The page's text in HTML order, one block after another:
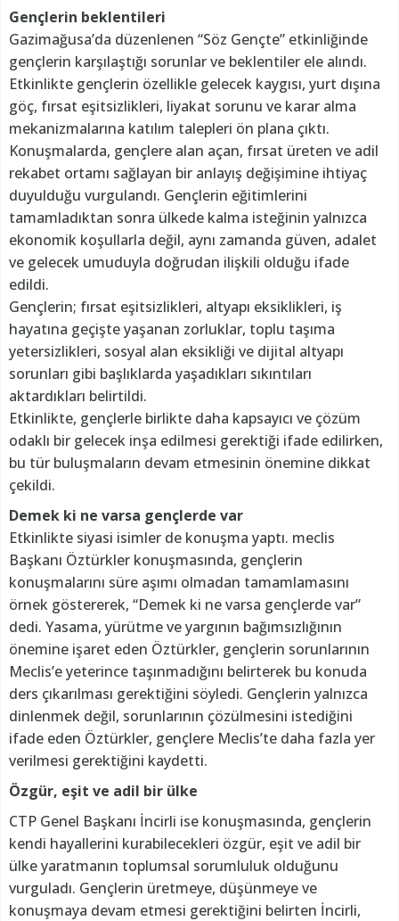
Gençlerin beklentileri
Gazimağusa’da düzenlenen “Söz Gençte” etkinliğinde
gençlerin karşılaştığı sorunlar ve beklentiler ele alındı.
Etkinlikte gençlerin özellikle gelecek kaygısı, yurt dışına
göç, fırsat eşitsizlikleri, liyakat sorunu ve karar alma
mekanizmalarına katılım talepleri ön plana çıktı.
Konuşmalarda, gençlere alan açan, fırsat üreten ve adil
rekabet ortamı sağlayan bir anlayış değişimine ihtiyaç
duyulduğu vurgulandı. Gençlerin eğitimlerini
tamamladıktan sonra ülkede kalma isteğinin yalnızca
ekonomik koşullarla değil, aynı zamanda güven, adalet
ve gelecek umuduyla doğrudan ilişkili olduğu ifade
edildi.
Gençlerin; fırsat eşitsizlikleri, altyapı eksiklikleri, iş
hayatına geçişte yaşanan zorluklar, toplu taşıma
yetersizlikleri, sosyal alan eksikliği ve dijital altyapı
sorunları gibi başlıklarda yaşadıkları sıkıntıları
aktardıkları belirtildi.
Etkinlikte, gençlerle birlikte daha kapsayıcı ve çözüm
odaklı bir gelecek inşa edilmesi gerektiği ifade edilirken,
bu tür buluşmaların devam etmesinin önemine dikkat
çekildi.
Demek ki ne varsa gençlerde var
Etkinlikte siyasi isimler de konuşma yaptı. meclis
Başkanı Öztürkler konuşmasında, gençlerin
konuşmalarını süre aşımı olmadan tamamlamasını
örnek göstererek, “Demek ki ne varsa gençlerde var”
dedi. Yasama, yürütme ve yargının bağımsızlığının
önemine işaret eden Öztürkler, gençlerin sorunlarının
Meclis’e yeterince taşınmadığını belirterek bu konuda
ders çıkarılması gerektiğini söyledi. Gençlerin yalnızca
dinlenmek değil, sorunlarının çözülmesini istediğini
ifade eden Öztürkler, gençlere Meclis’te daha fazla yer
verilmesi gerektiğini kaydetti.
Özgür, eşit ve adil bir ülke
CTP Genel Başkanı İncirli ise konuşmasında, gençlerin
kendi hayallerini kurabilecekleri özgür, eşit ve adil bir
ülke yaratmanın toplumsal sorumluluk olduğunu
vurguladı. Gençlerin üretmeye, düşünmeye ve
konuşmaya devam etmesi gerektiğini belirten İncirli,